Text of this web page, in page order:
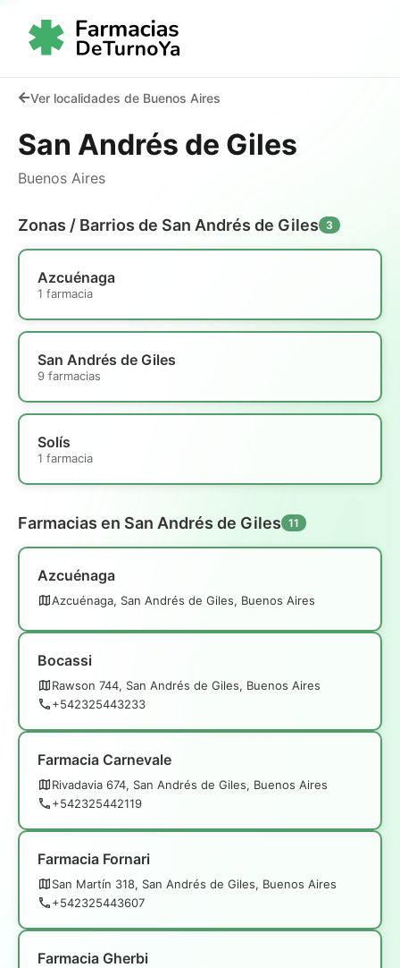
Ver localidades de Buenos Aires
San Andrés de Giles
Buenos Aires
Zonas / Barrios de San Andrés de Giles 3
Azcuénaga
1 farmacia
San Andrés de Giles
9 farmacias
Solís
1 farmacia
Farmacias en San Andrés de Giles 11
Azcuénaga
Azcuénaga, San Andrés de Giles, Buenos Aires
Bocassi
Rawson 744, San Andrés de Giles, Buenos Aires
+542325443233
Farmacia Carnevale
Rivadavia 674, San Andrés de Giles, Buenos Aires
+542325442119
Farmacia Fornari
San Martín 318, San Andrés de Giles, Buenos Aires
+542325443607
Farmacia Gherbi